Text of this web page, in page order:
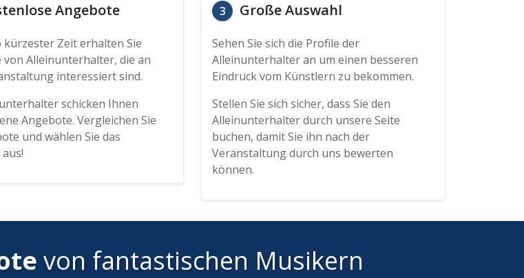
Angebote
Zeit erhalten Sie
von Alleinunterhalter, die an
interessiert sind.
schicken Ihnen
Angebote. Vergleichen Sie
und wählen Sie das
3 Große Auswahl
Sehen Sie sich die Profile der
Alleinunterhalter an um einen besseren
Eindruck vom Künstlern zu bekommen.
Stellen Sie sich sicher, dass Sie den
Alleinunterhalter durch unsere Seite
buchen, damit Sie ihn nach der
Veranstaltung durch uns bewerten
können.
von fantastischen Musikern